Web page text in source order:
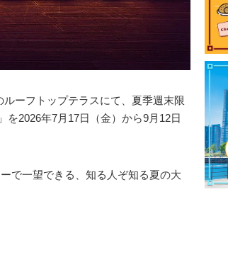
ーフトップテラスにて、夏季週末限
」を2026年7月17日（金）から9月12日
で一望できる、知る人ぞ知る夏の大